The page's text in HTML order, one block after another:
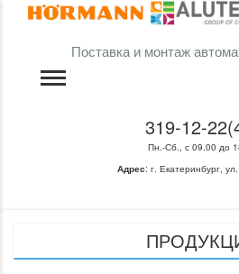
Поставка и монтаж
319-12-
Пн.-Сб., с 09.00 до
Адрес: г. Екатеринбург,
ГАРАЖНЫЕ ВОРОТА
ВЪЕЗДНЫЕ ВОРОТА
АВТОМАТИКА ДЛЯ ВОРОТ